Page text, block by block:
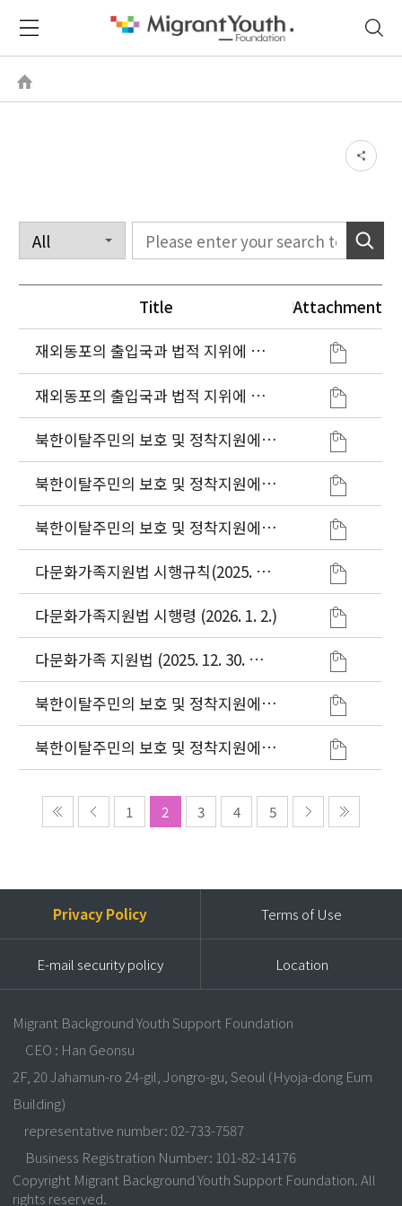
Title
Attachment
재외동포의 출입국과 법적 지위에 관
한 법률 시행령(2026. 3. 24.)
재외동포의 출입국과 법적 지위에 관
한 법률 시행규칙(2025. 2. 1.)
북한이탈주민의 보호 및 정착지원에
관한 법률 시행규칙(2025. 12. 5.)
북한이탈주민의 보호 및 정착지원에
관한 법률(2026. 9. 11.)
북한이탈주민의 보호 및 정착지원에
관한 법률 시행령(2026. 1. 2.)
다문화가족지원법 시행규칙(2025. 10.
1.)
다문화가족지원법 시행령 (2026. 1. 2.)
다문화가족 지원법 (2025. 12. 30. 일부
개정)
북한이탈주민의 보호 및 정착지원에
관한 법률(2025. 6. 21.)
북한이탈주민의 보호 및 정착지원에
관한 법률 시행령(2025. 6. 21.)
1 2 3 4 5
Privacy Policy Terms of Use
E-mail security policy Location
Migrant Background Youth Support Foundation
CEO : Han Geonsu
2F, 20 Jahamun-ro 24-gil, Jongro-gu, Seoul (Hyoja-dong Eum
Building)
representative number: 02-733-7587
Business Registration Number: 101-82-14176
Copyright Migrant Background Youth Support Foundation. All
rights reserved.